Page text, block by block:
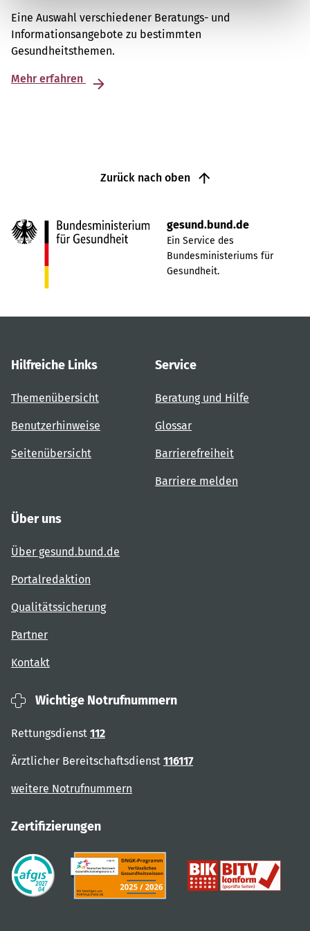
Eine Auswahl verschiedener Beratungs- und
Informationsangebote zu bestimmten
Gesundheitsthemen.
Mehr erfahren
Zurück nach oben
gesund.bund.de
Ein Service des
Bundesministeriums für
Gesundheit.
Hilfreiche Links
Themenübersicht
Benutzerhinweise
Seitenübersicht
Service
Beratung und Hilfe
Glossar
Barrierefreiheit
Barriere melden
Über uns
Über gesund.bund.de
Portalredaktion
Qualitätssicherung
Partner
Kontakt
Wichtige Notrufnummern
Rettungsdienst 112
Ärztlicher Bereitschaftsdienst 116117
weitere Notrufnummern
Zertifizierungen